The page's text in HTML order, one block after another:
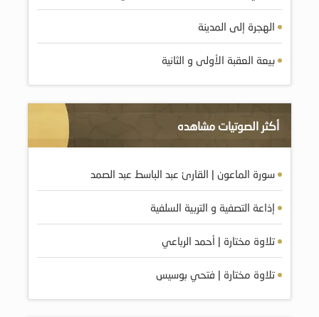
الهجرة إلى المدينة
بيعة العقبة الأولى و الثانية
أكثر الصوتيات مشاهده
سورة الماعون | القارئ عبد الباسط عبد الصمد
إذاعة التصفية و التربية السلفية
تلاوة مختارة | أحمد الرباعي
تلاوة مختارة | فتحي بوسيس